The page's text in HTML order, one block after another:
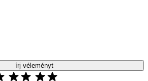
írj véleményt